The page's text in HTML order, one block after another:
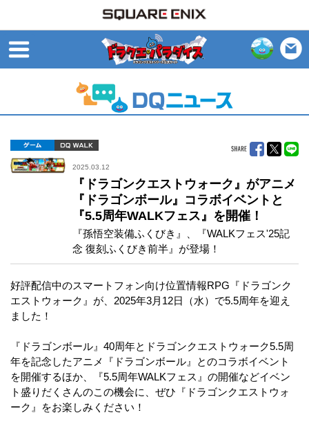
ゲーム
2025.03.12
『ドラゴンクエストウォーク』がアニメ
『ドラゴンボール』コラボイベントと
『5.5周年WALKフェス』を開催！
『孫悟空装備ふくびき』、『WALKフェス'25記
念 復刻ふくびき前半』が登場！
好評配信中のスマートフォン向け位置情報RPG『ドラゴンク
エストウォーク』が、2025年3月12日（水）で5.5周年を迎え
ました！
『ドラゴンボール』40周年とドラゴンクエストウォーク5.5周
年を記念したアニメ『ドラゴンボール』とのコラボイベント
を開催するほか、『5.5周年WALKフェス』の開催などイベン
ト盛りだくさんのこの機会に、ぜひ『ドラゴンクエストウォ
ーク』をお楽しみください！